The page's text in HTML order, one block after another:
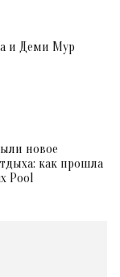
и Деми Мур
новое
как прошла
Pool